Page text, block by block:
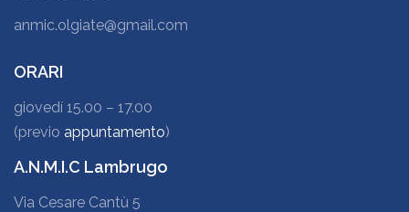
anmic.olgiate@gmail.com
ORARI
giovedí 15.00 – 17.00
(previo appuntamento)
A.N.M.I.C Lambrugo
Via Cesare Cantù 5